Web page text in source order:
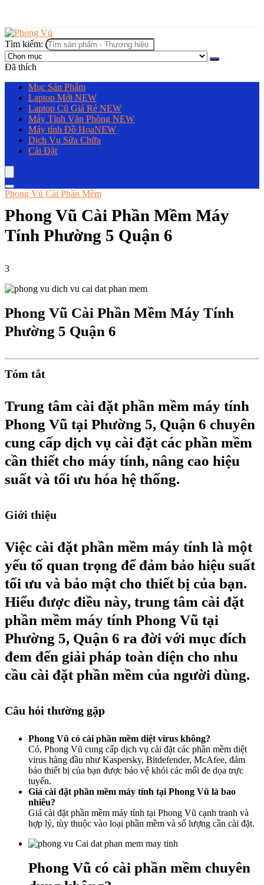
Tìm kiếm:
Đã thích
Mục Sản Phẩm
Laptop Mới NEW
Laptop Cũ Giá Rẻ NEW
Máy Tính Văn Phòng NEW
Máy tính Đồ HọaNEW
Dịch Vụ Sửa Chữa
Cài Đặt
Phong Vủ Cài Phần Mềm
Phong Vũ Cài Phần Mềm Máy
Tính Phường 5 Quận 6
3
Phong Vũ Cài Phần Mềm Máy Tính
Phường 5 Quận 6
Tóm tắt
Trung tâm cài đặt phần mềm máy tính
Phong Vũ tại Phường 5, Quận 6 chuyên
cung cấp dịch vụ cài đặt các phần mềm
cần thiết cho máy tính, nâng cao hiệu
suất và tối ưu hóa hệ thống.
Giới thiệu
Việc cài đặt phần mềm máy tính là một
yếu tố quan trọng để đảm bảo hiệu suất
tối ưu và bảo mật cho thiết bị của bạn.
Hiểu được điều này, trung tâm cài đặt
phần mềm máy tính Phong Vũ tại
Phường 5, Quận 6 ra đời với mục đích
đem đến giải pháp toàn diện cho nhu
cầu cài đặt phần mềm của người dùng.
Câu hỏi thường gặp
Phong Vũ có cài phần mềm diệt virus không?
Có, Phong Vũ cung cấp dịch vụ cài đặt các phần mềm diệt
virus hàng đầu như Kaspersky, Bitdefender, McAfee, đảm
bảo thiết bị của bạn được bảo vệ khỏi các mối đe dọa trực
tuyến.
Giá cài đặt phần mềm máy tính tại Phong Vũ là bao
nhiêu?
Giá cài đặt phần mềm máy tính tại Phong Vũ cạnh tranh và
hợp lý, tùy thuộc vào loại phần mềm và số lượng cần cài đặt.
Phong Vũ có cài phần mềm chuyên